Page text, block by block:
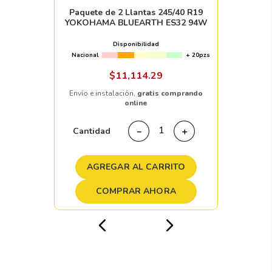
Paquete de 2 Llantas 245/40 R19
YOKOHAMA BLUEARTH ES32 94W
Disponibilidad
Nacional
+ 20pzs
$11,114.29
Envío e instalación, gratis comprando
online
Cantidad ＋
－
AGREGAR AL CARRITO
COMPRAR AHORA